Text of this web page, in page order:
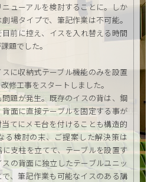
ューアルを検討することに。しか
場タイプで、筆記作業は不可能。
前に控え、イスを入れ替える時間
題でした。
に収納式テーブル機能のみを設置
修工事をスタートしました。
題が発生。既存のイスの背は、鋼
面に直接テーブルを固定する事が
てにメモ台を付けることも構造的
る検討の末、ご提案した解決策は
に支柱を立てて、テーブルを設置す
の背面に独立したテーブルユニッ
で、筆記作業も可能なイスのある講